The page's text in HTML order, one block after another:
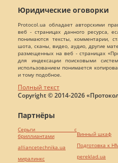
Юридические оговорки
Protocol.ua обладает авторскими
веб - страницах данного ресурса,
понимаются тексты, комментарии,
шота, сканы, видео, аудио, другие
размещенных на веб - страницах
для индексации поисковыми
использованием понимается
и тому подобное.
Полный текст
Copyright © 2014-2026
Партнёры
Серьги с
бриллиантами
alliancetechnika.ua
миралинкс
Винный шкаф
Подготовка к
pereklad.ua